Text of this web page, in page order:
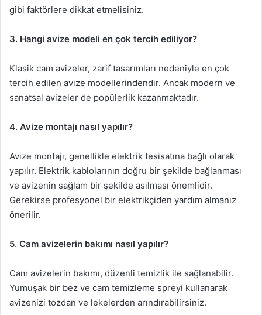
gibi faktörlere dikkat etmelisiniz.
3. Hangi avize modeli en çok tercih ediliyor?
Klasik cam avizeler, zarif tasarımları nedeniyle en çok
tercih edilen avize modellerindendir. Ancak modern ve
sanatsal avizeler de popülerlik kazanmaktadır.
4. Avize montajı nasıl yapılır?
Avize montajı, genellikle elektrik tesisatına bağlı olarak
yapılır. Elektrik kablolarının doğru bir şekilde bağlanması
ve avizenin sağlam bir şekilde asılması önemlidir.
Gerekirse profesyonel bir elektrikçiden yardım almanız
önerilir.
5. Cam avizelerin bakımı nasıl yapılır?
Cam avizelerin bakımı, düzenli temizlik ile sağlanabilir.
Yumuşak bir bez ve cam temizleme spreyi kullanarak
avizenizi tozdan ve lekelerden arındırabilirsiniz.